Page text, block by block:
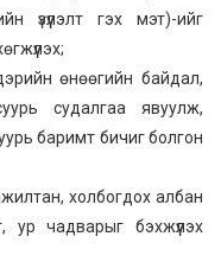
үзүүлэлт гэх мэт)-ийг
өнөөгийн байдал,
судалгаа явуулж,
баримт бичиг болгон
холбогдох албан
чадварыг бэхжүүлэх